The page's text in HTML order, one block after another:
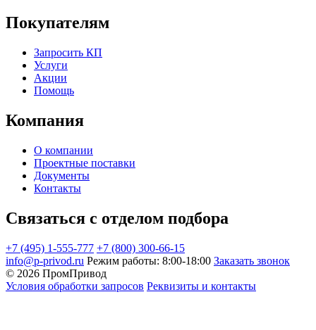
Покупателям
Запросить КП
Услуги
Акции
Помощь
Компания
О компании
Проектные поставки
Документы
Контакты
Связаться с отделом подбора
+7 (495) 1-555-777 +7 (800) 300-66-15
info@p-privod.ru Режим работы: 8:00-18:00 Заказать звонок
© 2026 ПромПривод
Условия обработки запросов Реквизиты и контакты